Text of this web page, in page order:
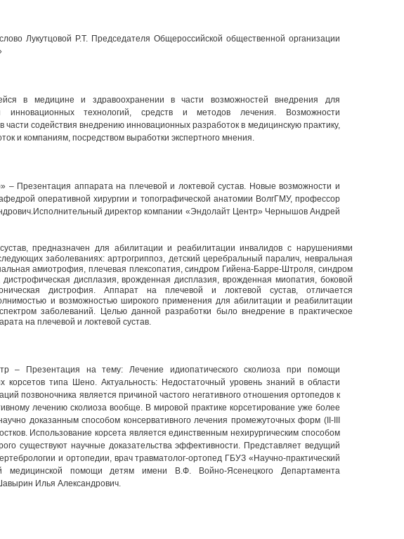
Лукутцовой Р.Т. Председателя Общероссийской общественной организации
в медицине и здравоохранении в части возможностей внедрения для
инновационных технологий, средств и методов лечения. Возможности
части содействия внедрению инновационных разработок в медицинскую практику,
и компаниям, посредством выработки экспертного мнения.
– Презентация аппарата на плечевой и локтевой сустав. Новые возможности и
оперативной хирургии и топографической анатомии ВолгГМУ, профессор
директор компании «Эндолайт Центр» Чернышов Андрей
предназначен для абилитации и реабилитации инвалидов с нарушениями
заболеваниях: артрогриппоз, детский церебральный паралич, невральная
амиотрофия, плечевая плексопатия, синдром Гийена-Барре-Штроля, синдром
дисплазия, врожденная дисплазия, врожденная миопатия, боковой
дистрофия. Аппарат на плечевой и локтевой сустав, отличается
и возможностью широкого применения для абилитации и реабилитации
заболеваний. Целью данной разработки было внедрение в практическое
на плечевой и локтевой сустав.
– Презентация на тему: Лечение идиопатического сколиоза при помощи
корсетов типа Шено. Актуальность: Недостаточный уровень знаний в области
позвоночника является причиной частого негативного отношения ортопедов к
лечению сколиоза вообще. В мировой практике корсетирование уже более
доказанным способом консервативного лечения промежуточных форм (II-III
Использование корсета является единственным нехирургическим способом
существуют научные доказательства эффективности. Представляет ведущий
и ортопедии, врач травматолог-ортопед ГБУЗ «Научно-практический
медицинской помощи детям имени В.Ф. Войно-Ясенецкого Департамента
Илья Александрович.